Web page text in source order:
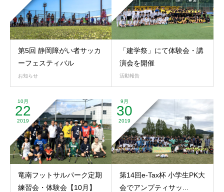
第5回 静岡障がい者サッカ
ーフェスティバル
お知らせ
「建学祭」にて体験会・講
演会を開催
活動報告
10月
22
2019
竜南フットサルパーク定期
練習会・体験会【10月】
9月
30
2019
第14回e-Tax杯 小学生PK大
会でアンプティサッ...